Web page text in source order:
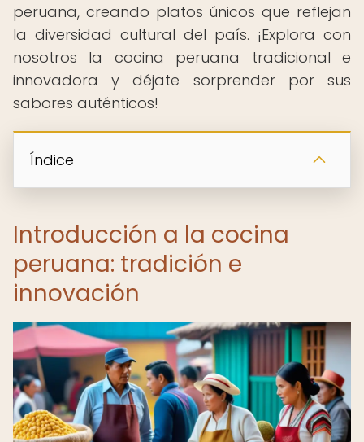
peruana, creando platos únicos que reflejan
la diversidad cultural del país. ¡Explora con
nosotros la cocina peruana tradicional e
innovadora y déjate sorprender por sus
sabores auténticos!
Índice
Introducción a la cocina
peruana: tradición e
innovación